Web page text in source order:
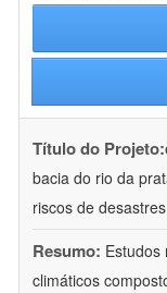
Título do Projeto:
bacia do rio da
riscos de desastres
Resumo: Estudos
climáticos